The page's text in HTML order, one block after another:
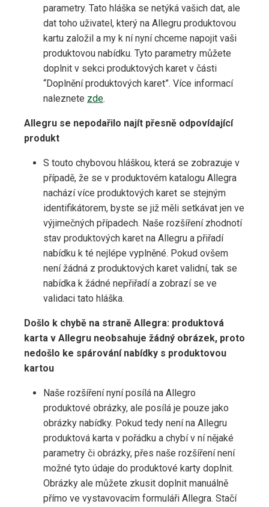
parametry. Tato hláška se netýká vašich dat, ale
dat toho uživatel, který na Allegru produktovou
kartu založil a my k ní nyní chceme napojit vaši
produktovou nabídku. Tyto parametry můžete
doplnit v sekci produktových karet v části
“Doplnění produktových karet”. Více informací
naleznete zde.
Allegru se nepodařilo najít přesně odpovídající
produkt
S touto chybovou hláškou, která se zobrazuje v
případě, že se v produktovém katalogu Allegra
nachází více produktových karet se stejným
identifikátorem, byste se již měli setkávat jen ve
výjimečných případech. Naše rozšíření zhodnotí
stav produktových karet na Allegru a přiřadí
nabídku k té nejlépe vyplněné. Pokud ovšem
není žádná z produktových karet validní, tak se
nabídka k žádné nepřiřadí a zobrazí se ve
validaci tato hláška.
Došlo k chybě na straně Allegra: produktová
karta v Allegru neobsahuje žádný obrázek, proto
nedošlo ke spárování nabídky s produktovou
kartou
Naše rozšíření nyní posílá na Allegro
produktové obrázky, ale posílá je pouze jako
obrázky nabídky. Pokud tedy není na Allegru
produktová karta v pořádku a chybí v ní nějaké
parametry či obrázky, přes naše rozšíření není
možné tyto údaje do produktové karty doplnit.
Obrázky ale můžete zkusit doplnit manuálně
přímo ve vystavovacím formuláři Allegra. Stačí